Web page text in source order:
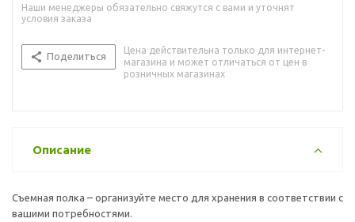
Наши менеджеры обязательно свяжутся с вами и уточнят
условия заказа
Поделиться
Цена действительна только для интернет-
магазина и может отличаться от цен в
розничных магазинах
Описание
Съемная полка – организуйте место для хранения в соответствии с
вашими потребностями.